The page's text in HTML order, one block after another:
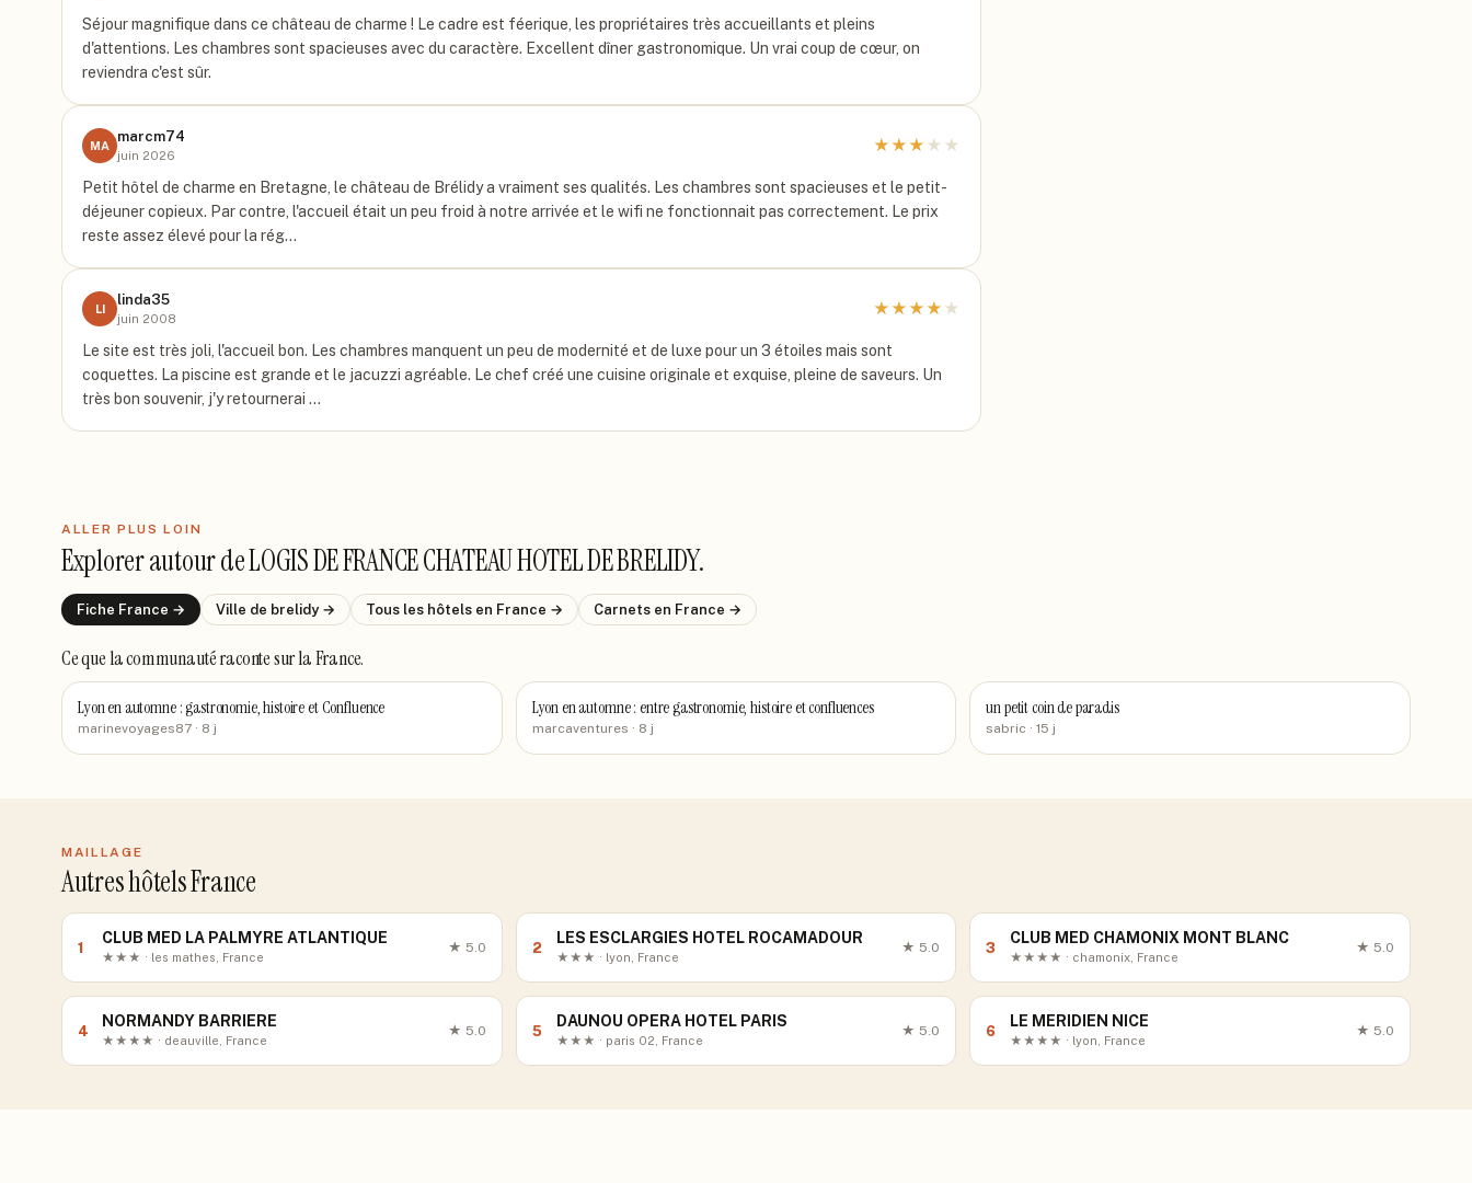
Séjour magnifique dans ce château de charme ! Le cadre est féerique, les propriétaires très accueillants et pleins
d'attentions. Les chambres sont spacieuses avec du caractère. Excellent dîner gastronomique. Un vrai coup de cœur, on
reviendra c'est sûr.
MA
marcm74
juin 2026
★★★ ★ ★
Petit hôtel de charme en Bretagne, le château de Brélidy a vraiment ses qualités. Les chambres sont spacieuses et le petit-
déjeuner copieux. Par contre, l'accueil était un peu froid à notre arrivée et le wifi ne fonctionnait pas correctement. Le prix
reste assez élevé pour la rég…
LI
linda35
juin 2008
★★★★ ★
Le site est très joli, l'accueil bon. Les chambres manquent un peu de modernité et de luxe pour un 3 étoiles mais sont
coquettes. La piscine est grande et le jacuzzi agréable. Le chef créé une cuisine originale et exquise, pleine de saveurs. Un
très bon souvenir, j'y retournerai …
ALLER PLUS LOIN
Explorer autour deLOGIS DE FRANCE CHATEAU HOTEL DE BRELIDY.
Fiche France → Ville de brelidy→ Tous les hôtels en France → Carnets en France →
Ce que la communauté racontesur la France.
Lyon en automne : gastronomie, histoire et Confluence
marinevoyages87 · 8 j
Lyon en automne : entre gastronomie, histoire et confluences
marcaventures · 8 j
un petit coin de paradis
sabric · 15 j
MAILLAGE
Autres hôtels France
1
CLUB MED LA PALMYRE ATLANTIQUE
★★★ · les mathes, France
★ 5.0 2
LES ESCLARGIES HOTEL ROCAMADOUR
★★★ · lyon, France
★ 5.0 3
CLUB MED CHAMONIX MONT BLANC
★★★★ · chamonix, France
★ 5.0
4
NORMANDY BARRIERE
★★★★ · deauville, France
★ 5.0 5
DAUNOU OPERA HOTEL PARIS
★★★ · paris 02, France
★ 5.0 6
LE MERIDIEN NICE
★★★★ · lyon, France
★ 5.0